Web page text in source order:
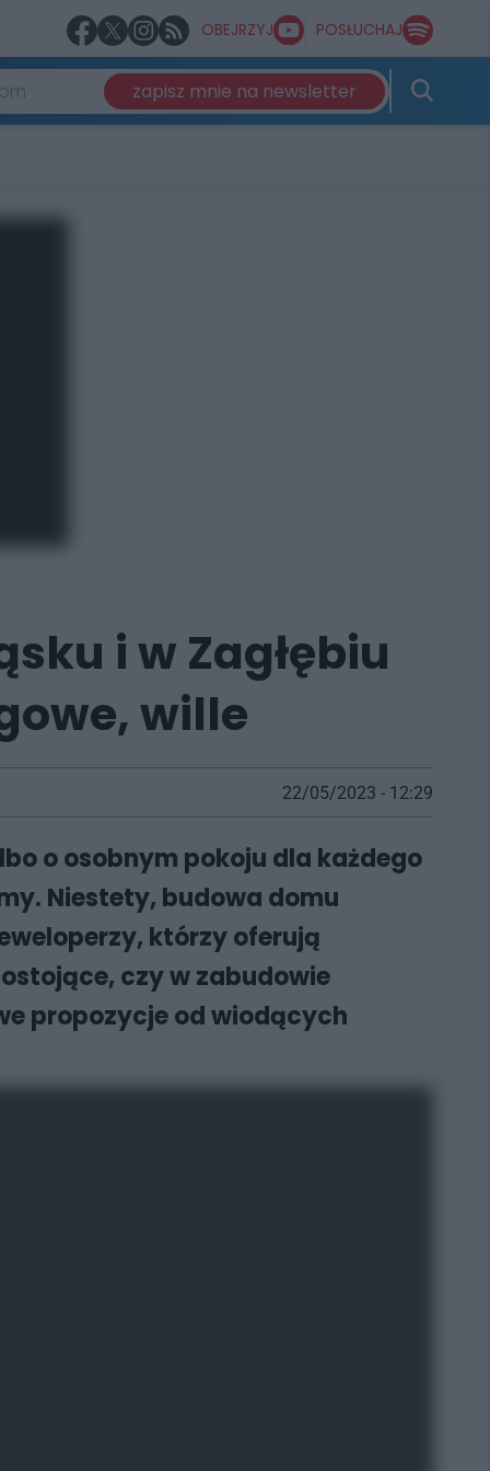
OBEJRZYJ POSŁUCHAJ
zapisz mnie na newsletter
i w Zagłębiu
wille
22/05/2023 - 12:29
o osobnym pokoju dla każdego
Niestety, budowa domu
którzy oferują
czy w zabudowie
propozycje od wiodących